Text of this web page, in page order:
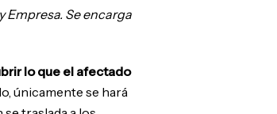
Empresa. Se encarga
lo que el afectado
únicamente se hará